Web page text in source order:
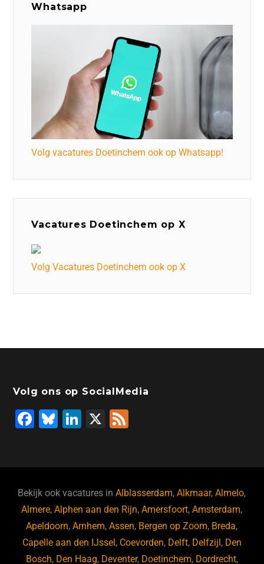
Whatsapp
Volg vacatures Doetinchem ook op Whatsapp!
Vacatures Doetinchem op X
Volg Vacatures Doetinchem ook op X
Volg ons op SocialMedia
F
b
o
o
k
Bl
ky
Li
dI
n
X
Bekijk ook vacatures inAlblasserdam,Alkmaar,Almelo,
Almere,Alphen aan den Rijn,Amersfoort,Amsterdam,
Apeldoorn,Arnhem,Assen, Bergen op Zoom, Breda,
Capelle aan den IJssel, Coevorden, Delft, Delfzijl, Den
Bosch, Den Haag, Deventer, Doetinchem, Dordrecht,